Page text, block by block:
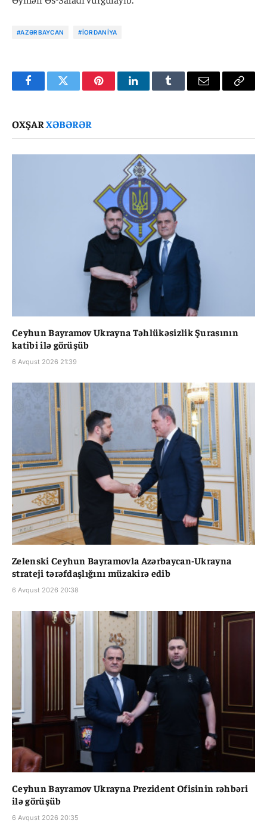
#AZƏRBAYCAN #İORDANIYA
FacebookTwitter PinterestLinkedInTumblr Email
Copy
OXŞARXƏBƏRƏR
Ceyhun Bayramov Ukrayna Təhlükəsizlik Şurasının
katibi ilə görüşüb
6 Avqust 2026 21:39
Zelenski Ceyhun Bayramovla Azərbaycan-Ukrayna
strateji tərəfdaşlığını müzakirə edib
6 Avqust 2026 20:38
Ceyhun Bayramov Ukrayna Prezident Ofisinin rəhbəri
ilə görüşüb
6 Avqust 2026 20:35